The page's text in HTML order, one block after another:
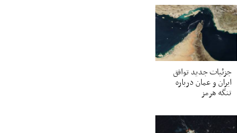
جزئیات جدید توافق
ایران و عمان درباره
تنگه هرمز